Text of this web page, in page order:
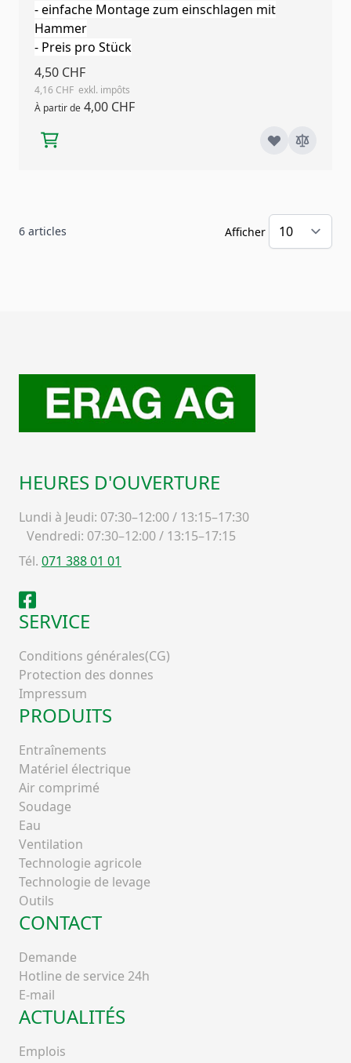
- einfache Montage zum einschlagen mit
Hammer
- Preis pro Stück
4,50 CHF
4,16 CHF
À partir de 4,00 CHF
6 articles Afficher
HEURES D'OUVERTURE
Lundi à Jeudi: 07:30–12:00 / 13:15–17:30
Vendredi: 07:30–12:00 / 13:15–17:15
Tél. 071 388 01 01
Facebook
SERVICE
Conditions générales(CG)
Protection des donnes
Impressum
PRODUITS
Entraînements
Matériel électrique
Air comprimé
Soudage
Eau
Ventilation
Technologie agricole
Technologie de levage
Outils
CONTACT
Demande
Hotline de service 24h
E-mail
ACTUALITÉS
Emplois